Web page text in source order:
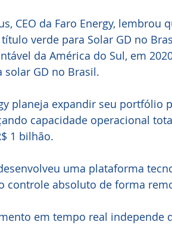
CEO da Faro Energy, lembrou
verde para Solar GD no
da América do Sul, em
solar GD no Brasil.
planeja expandir seu portfólio
capacidade operacional
1 bilhão.
uma plataforma
controle absoluto de forma
em tempo real independe